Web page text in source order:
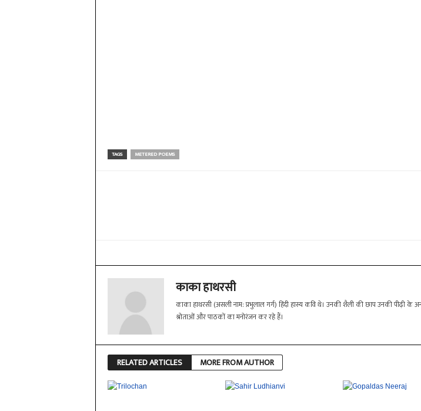
TAGS METERED POEMS
काका हाथरसी
काका हाथरसी (असली नाम: प्रभुलाल गर्ग) हिंदी हास्य कवि थे। उनकी शैली की छाप उनकी
श्रोताओं और पाठकों का मनोरंजन कर रहे हैं।
RELATED ARTICLES MORE FROM AUTHOR